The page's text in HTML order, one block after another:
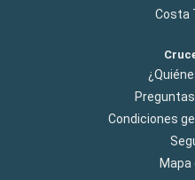
Costa
Condiciones
Mapa